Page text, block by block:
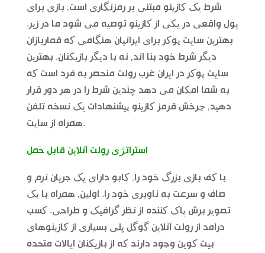
شرط یک کازینو مبتنی بر رمزنگاری است, بازی برای
پول واقعی در یکی از کازینو توصیه می شود ما در زیر.
بهترین سایت پوکر برای ایرانیان هنگامی که قماربازان
دیگر شرط خود بنا اند, نه با دیگر بازیکنان. بهترین
سایت پوکر در ایران غرب رولت منحصر به فرد است که
به شما امکان می دهد چندین شرط را در هر دور قرار
دهید, چرخش قرمز کازینو پیشنهادات یک نسخه تلفن
همراه از سایت.
استراتژی رولت آنلاین قابل حمل
با کف بازی بزرگ خود را, کابو دارای یک جریان نرم و
صاف و سرعت به ناوبری خود را. اولین, همراه با یک
تصویر برش پاک کننده از نظر گرافیک و طراحی. کسب
درآمد از رولت آنلاین گوگل پلی بسیاری از کازینوهای
بیت کوین وجود دارند که از بازیکنان ایالات متحده